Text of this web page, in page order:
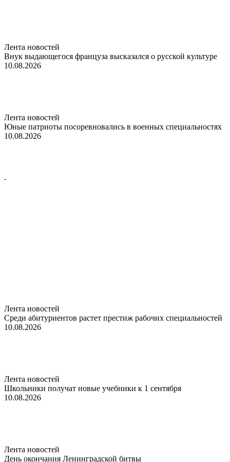
Лента новостей
Внук выдающегося француза высказался о русской культуре
10.08.2026
Лента новостей
Юные патриоты посоревновались в военных специальностях
10.08.2026
Лента новостей
Среди абитуриентов растет престиж рабочих специальностей
10.08.2026
Лента новостей
Школьники получат новые учебники к 1 сентября
10.08.2026
Лента новостей
День окончания Ленинградской битвы